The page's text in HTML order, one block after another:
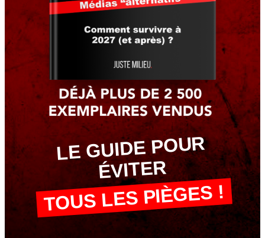
LE GUIDE POUR
ÉVITER
TOUS LES PIÈGES !